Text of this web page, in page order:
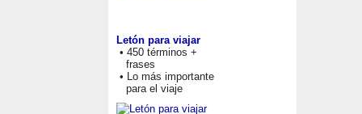
Letón para viajar
• 450 términos +
frases
• Lo más importante
para el viaje